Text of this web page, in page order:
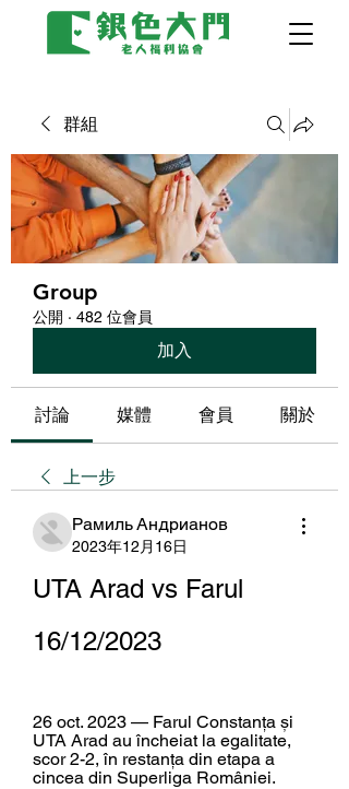
群組
Group
公開 · 482 位會員
加入
討論 媒體 會員 關於
上一步
Рамиль Андрианов
2023年12月16日
UTA Arad vs Farul
16/12/2023
26 oct. 2023 — Farul Constanța și
UTA Arad au încheiat la egalitate,
scor 2-2, în restanța din etapa a
cincea din Superliga României.